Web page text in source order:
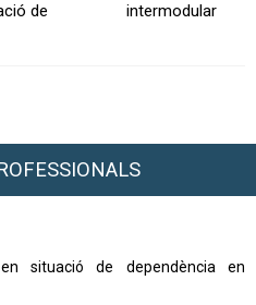
de
intermodular
situació de dependència en